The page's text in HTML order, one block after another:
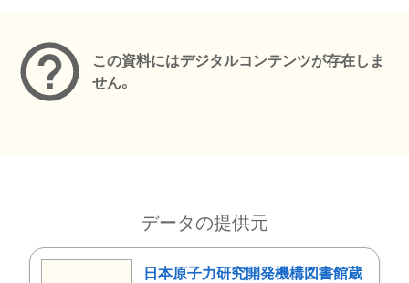
この資料にはデジタルコンテンツが存在しま
せん。
データの提供元
日本原子力研究開発機構図書館蔵